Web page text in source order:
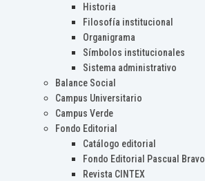
Historia
Filosofía institucional
Organigrama
Símbolos institucionales
Sistema administrativo
Balance Social
Campus Universitario
Campus Verde
Fondo Editorial
Catálogo editorial
Fondo Editorial Pascual Bravo
Revista CINTEX